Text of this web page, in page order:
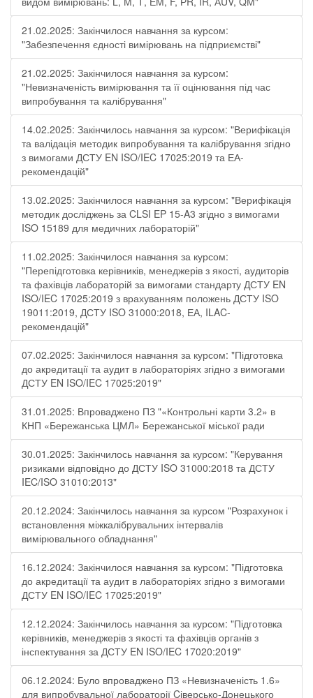
21.02.2025: Закінчилося навчання за курсом:
"Забезпечення єдності вимірювань на підприємстві"
21.02.2025: Закінчилося навчання за курсом:
"Невизначеність вимірювання та її оцінювання під час
випробування та калібрування"
14.02.2025: Закінчилось навчання за курсом: "Верифікація
та валідація методик випробування та калібрування згідно
з вимогами ДСТУ EN ISO/IEC 17025:2019 та ЕА-
рекомендацій"
13.02.2025: Закінчилося навчання за курсом: "Верифікація
методик досліджень за CLSI EP 15-A3 згідно з вимогами
ISO 15189 для медичних лабораторій"
11.02.2025: Закінчилося навчання за курсом:
"Перепідготовка керівників, менеджерів з якості, аудиторів
та фахівців лабораторій за вимогами стандарту ДСТУ EN
ISO/IEC 17025:2019 з врахуванням положень ДСТУ ISO
19011:2019, ДСТУ ISO 31000:2018, ЕА, ILAC-
рекомендацій"
07.02.2025: Закінчилося навчання за курсом: "Підготовка
до акредитації та аудит в лабораторіях згідно з вимогами
ДСТУ EN ISO/IEC 17025:2019"
31.01.2025: Впроваджено ПЗ "«Контрольні карти 3.2» в
КНП «Бережанська ЦМЛ» Бережанської міської ради
30.01.2025: Закінчилось навчання за курсом: "Керування
ризиками відповідно до ДСТУ ISO 31000:2018 та ДСТУ
IEC/ISO 31010:2013"
20.12.2024: Закінчилось навчання за курсом "Розрахунок і
встановлення міжкалібрувальних інтервалів
вимірювального обладнання"
16.12.2024: Закінчилося навчання за курсом: "Підготовка
до акредитації та аудит в лабораторіях згідно з вимогами
ДСТУ EN ISO/IEC 17025:2019"
12.12.2024: Закінчилось навчання за курсом: "Підготовка
керівників, менеджерів з якості та фахівців органів з
інспектування за ДСТУ EN ISO/IEC 17020:2019"
06.12.2024: Було впроваджено ПЗ «Невизначеність 1.6»
для випробувальної лабораторії Cіверсько-Донецького